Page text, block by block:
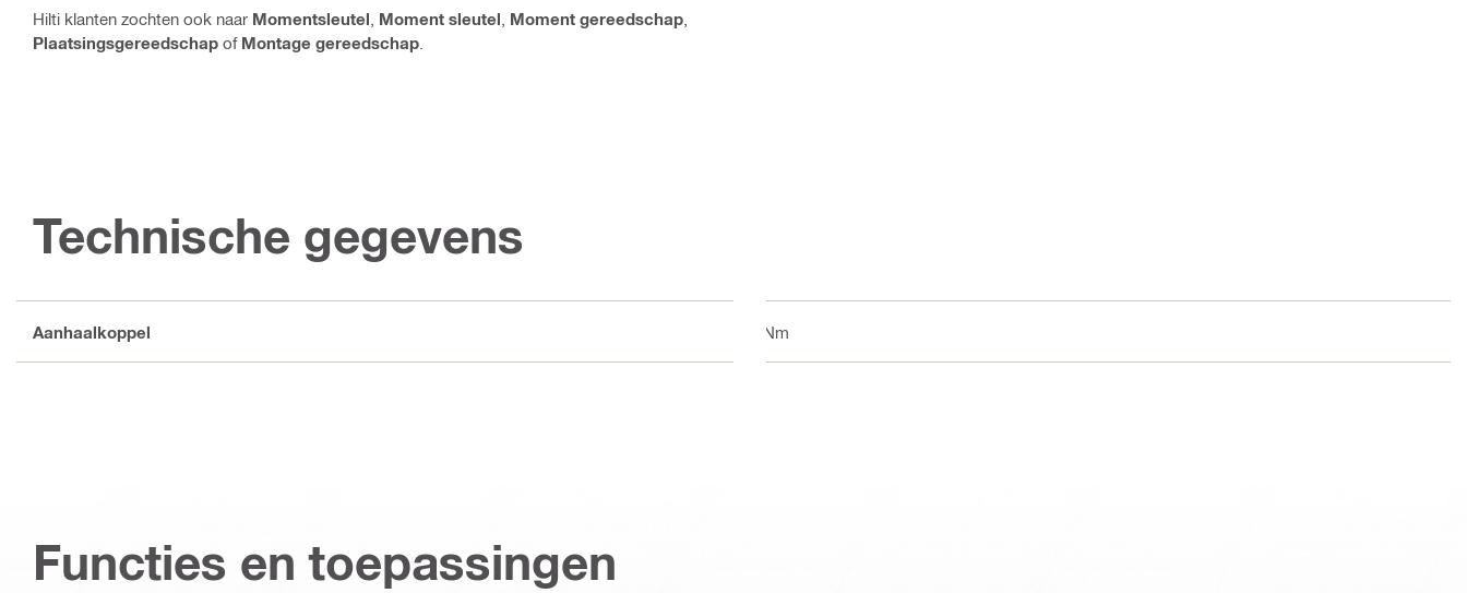
Hilti klanten zochten ook naar Momentsleutel Moment sleutel Moment gereedschap
Plaatsingsgereedschap of Montage gereedschap
Technische gegevens
Aanhaalkoppel 5 Nm
Functies en toepassingen